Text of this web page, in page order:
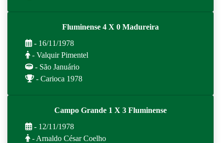
Fluminense 4 X 0 Madureira
- 16/11/1978
- Valquir Pimentel
- São Januário
- Carioca 1978
Campo Grande 1 X 3 Fluminense
- 12/11/1978
- Arnaldo César Coelho